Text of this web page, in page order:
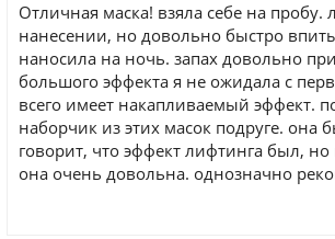
Отличная маска! взяла себе на пробу.
нанесении, но довольно быстро
наносила на ночь. запах довольно
большого эффекта я не ожидала с
всего имеет накапливаемый эффект.
наборчик из этих масок подруге. она
говорит, что эффект лифтинга был,
она очень довольна. однозначно